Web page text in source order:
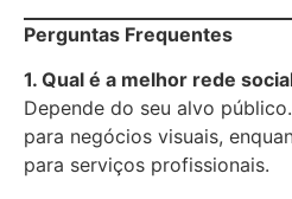
Perguntas Frequentes
1. Qual é a melhor rede
Depende do seu alvo
para negócios visuais,
para serviços profissionais.